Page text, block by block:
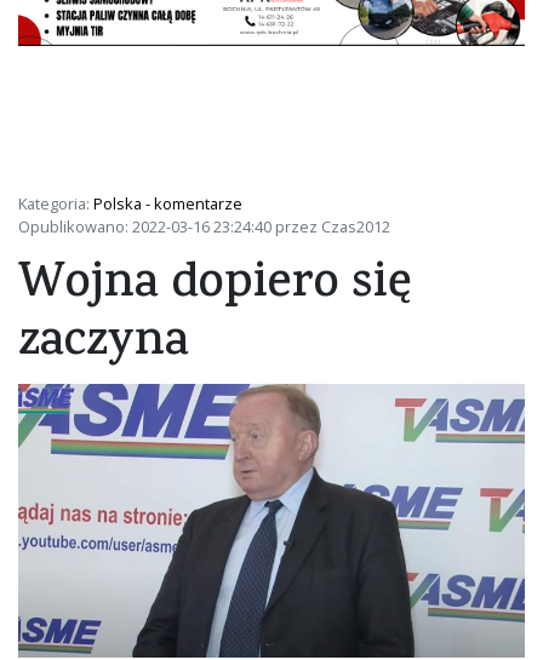
Kategoria: Polska - komentarze
Opublikowano: 2022-03-16 23:24:40 przez Czas2012
Wojna dopiero się
zaczyna